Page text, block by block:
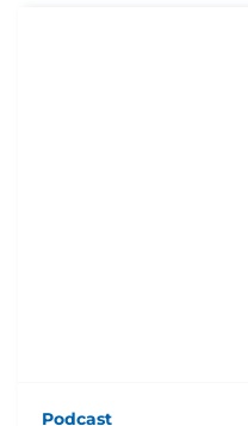
Podcast